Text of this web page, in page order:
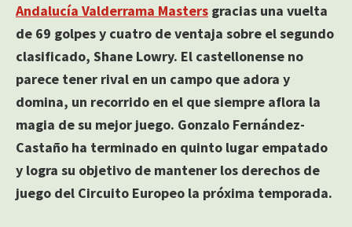
Andalucía Valderrama Masters gracias una vuelta
de 69 golpes y cuatro de ventaja sobre el segundo
clasificado, Shane Lowry. El castellonense no
parece tener rival en un campo que adora y
domina, un recorrido en el que siempre aflora la
magia de su mejor juego. Gonzalo Fernández-
Castaño ha terminado en quinto lugar empatado
y logra su objetivo de mantener los derechos de
juego del Circuito Europeo la próxima temporada.